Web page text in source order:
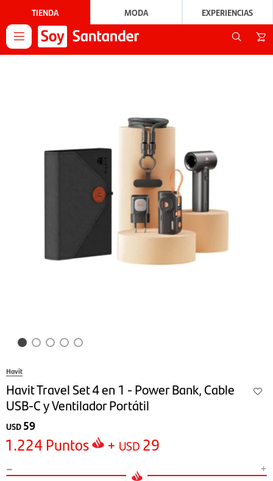
TIENDA MODA EXPERIENCIAS

Havit
Havit Travel Set 4 en 1 - Power Bank, Cable
USB-C y Ventilador Portátil
USD 59
1.224 Puntos + USD 29
- +